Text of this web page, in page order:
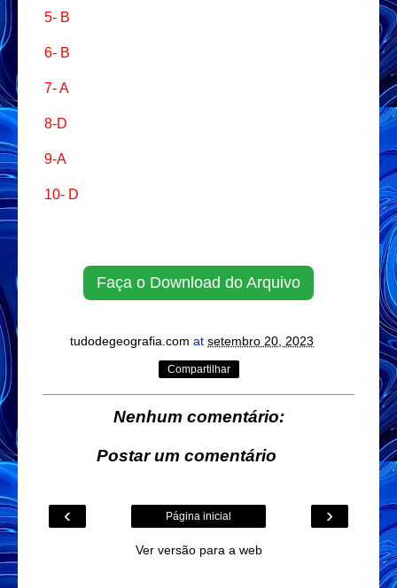
5- B
6- B
7- A
8-D
9-A
10- D
Faça o Download do Arquivo
tudodegeografia.com atsetembro 20, 2023
Compartilhar
Nenhum comentário:
Postar um comentário
‹ ›
Página inicial
Ver versão para a web